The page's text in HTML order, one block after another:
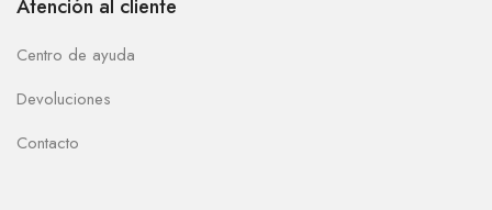
Atención al cliente
Centro de ayuda
Devoluciones
Contacto